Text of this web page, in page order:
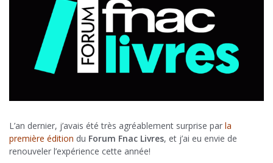
L’an dernier, j’avais été très agréablement surprise par la
première édition du Forum Fnac Livres, et j’ai eu envie de
renouveler l’expérience cette année!